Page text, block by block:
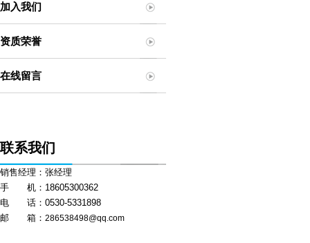
加入我们
资质荣誉
在线留言
联系我们
销售经理：张经理
手 机：18605300362
电 话：0530-5331898
邮 箱： 286538498@qq.com